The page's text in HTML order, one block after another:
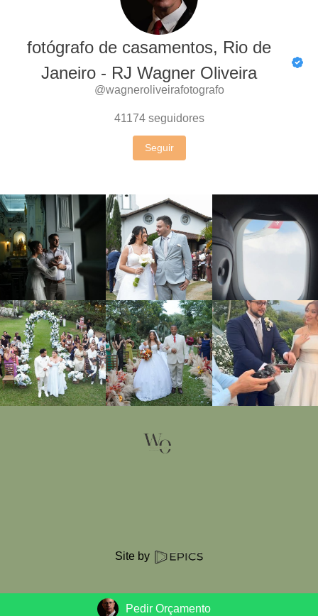
fotógrafo de casamentos, Rio de
Janeiro - RJ Wagner Oliveira
@wagneroliveirafotografo
41174 seguidores
Seguir
Site by
Pedir Orçamento